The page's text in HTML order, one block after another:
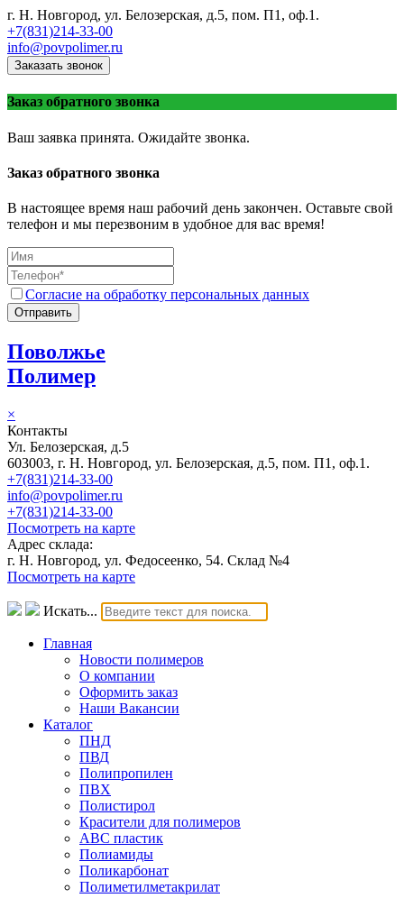
г. Н. Новгород, ул. Белозерская, д.5, пом. П1, оф.1.
+7(831)214-33-00
info@povpolimer.ru
Заказать звонок
Заказ обратного звонка
Ваш заявка принята. Ожидайте звонка.
Заказ обратного звонка
В настоящее время наш рабочий день закончен. Оставьте свой
телефон и мы перезвоним в удобное для вас время!
Согласие на обработку персональных данных
Отправить
Поволжье
Полимер
×
Контакты
Ул. Белозерская, д.5
603003, г. Н. Новгород, ул. Белозерская, д.5, пом. П1, оф.1.
+7(831)214-33-00
info@povpolimer.ru
+7(831)214-33-00
Посмотреть на карте
Адрес склада:
г. Н. Новгород, ул. Федосеенко, 54. Склад №4
Посмотреть на карте
Искать...
Главная
Новости полимеров
О компании
Оформить заказ
Наши Вакансии
Каталог
ПНД
ПВД
Полипропилен
ПВХ
Полистирол
Красители для полимеров
АВС пластик
Полиамиды
Поликарбонат
Полиметилметакрилат